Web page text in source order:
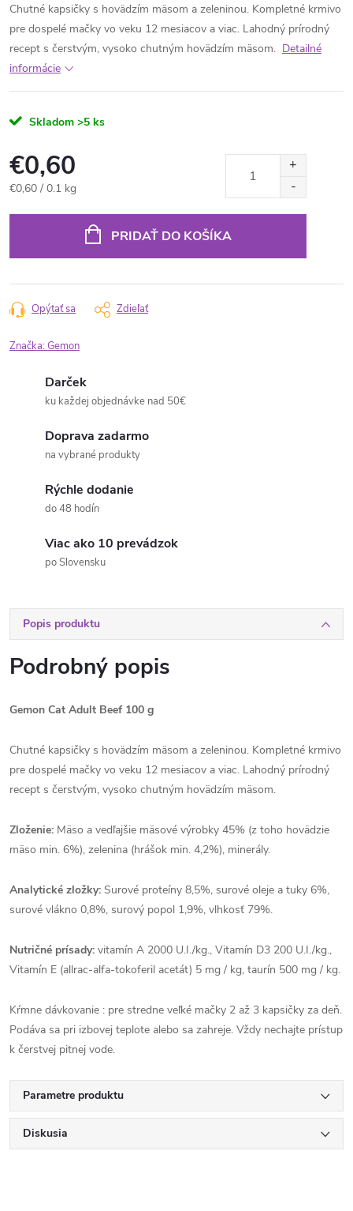
Chutné kapsičky s hovädzím mäsom a zeleninou. Kompletné krmivo
pre dospelé mačky vo veku 12 mesiacov a viac. Lahodný prírodný
recept s čerstvým, vysoko chutným hovädzím mäsom. Detailné
informácie
Skladom >5 ks
€0,60
Jednotková
€0,60 / 0.1 kg
PRIDAŤ DO KOŠÍKA
Opýtať sa Zdieľať
Značka:Gemon
Darček
ku každej objednávke nad 50€
Doprava zadarmo
na vybrané produkty
Rýchle dodanie
do 48 hodín
Viac ako 10 prevádzok
po Slovensku
Popis produktu
Podrobný popis
Gemon Cat Adult Beef 100 g
Chutné kapsičky s hovädzím mäsom a zeleninou. Kompletné krmivo
pre dospelé mačky vo veku 12 mesiacov a viac. Lahodný prírodný
recept s čerstvým, vysoko chutným hovädzím mäsom.
Zloženie: Mäso a vedľajšie mäsové výrobky 45% (z toho hovädzie
mäso min. 6%), zelenina (hrášok min. 4,2%), minerály.
Analytické zložky: Surové proteíny 8,5%, surové oleje a tuky 6%,
surové vlákno 0,8%, surový popol 1,9%, vlhkosť 79%.
Nutričné prísady: vitamín A 2000 U.I./kg., Vitamín D3 200 U.I./kg.,
Vitamín E (allrac-alfa-tokoferil acetát) 5 mg / kg, taurín 500 mg / kg.
Kŕmne dávkovanie : pre stredne veľké mačky 2 až 3 kapsičky za deň.
Podáva sa pri izbovej teplote alebo sa zahreje. Vždy nechajte prístup
k čerstvej pitnej vode.
Parametre produktu
Diskusia